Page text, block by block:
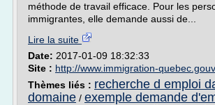
méthode de travail efficace. Pour les
immigrantes, elle demande aussi de...
Lire la suite
Date: 2017-01-09 18:32:33
Site : http://www.immigration-
Thèmes liés : recherche d emploi
domaine / exemple demande